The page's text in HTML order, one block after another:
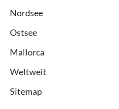
Nordsee
Ostsee
Mallorca
Weltweit
Sitemap